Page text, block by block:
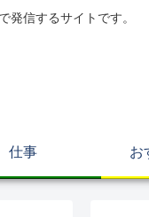
発信するサイトです。
仕事 お